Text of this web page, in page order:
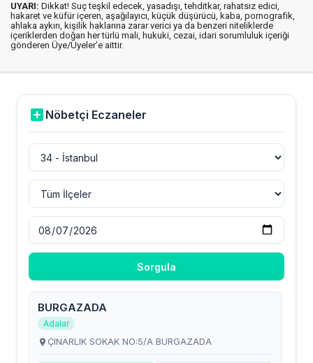
UYARI: Dikkat! Suç teşkil edecek, yasadışı, tehditkar, rahatsız edici,
hakaret ve küfür içeren, aşağılayıcı, küçük düşürücü, kaba, pornografik,
ahlaka aykırı, kişilik haklarına zarar verici ya da benzeri niteliklerde
içeriklerden doğan her türlü mali, hukuki, cezai, idari sorumluluk içeriği
gönderen Üye/Üyeler’e aittir.